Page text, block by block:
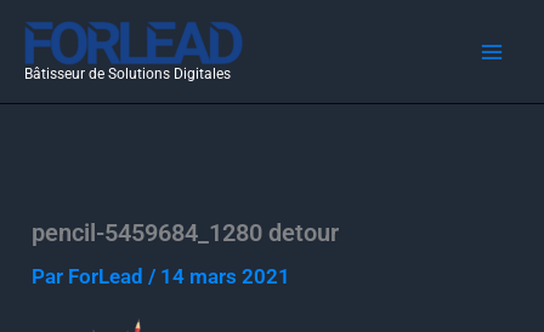
Aller
contenu
Bâtisseur de Solutions Digitales
pencil-5459684_1280 detour
Par ForLead/ 14 mars 2021